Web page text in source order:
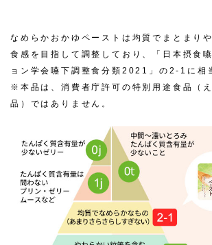
なめらかおかゆペーストは均質でまとまり
食感を目指して調整しており、「日本摂食
ョン学会嚥下調整食分類2021」の2-1に相
※本品は、消費者庁許可の特別用途食品（
品）ではありません。